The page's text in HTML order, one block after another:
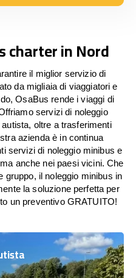
charter in Nord
il miglior servizio di
da migliaia di viaggiatori e
OsaBus rende i viaggi di
servizi di noleggio
oltre a trasferimenti
azienda è in continua
servizi di noleggio minibus e
anche nei paesi vicini. Che
gruppo, il noleggio minibus in
la soluzione perfetta per
un preventivo GRATUITO!